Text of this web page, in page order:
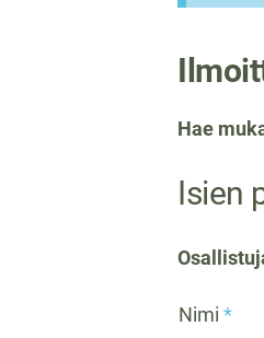
Hae
Isien
Nimi *